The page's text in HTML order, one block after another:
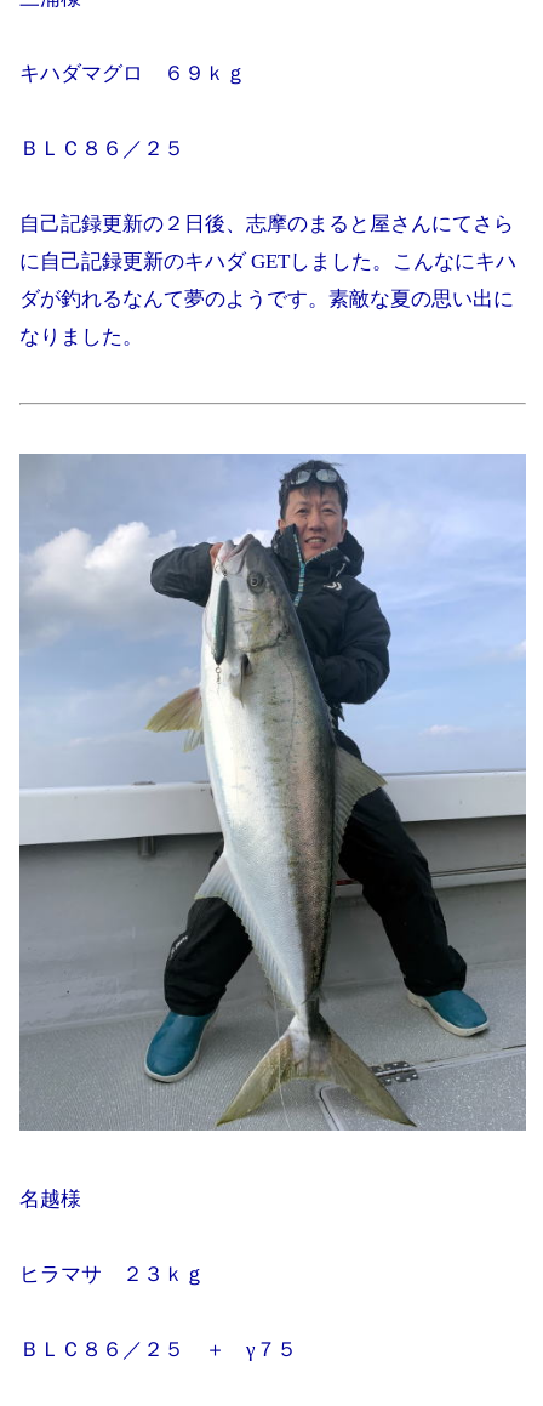
キハダマグロ ６９ｋｇ
ＢＬＣ８６／２５
自己記録更新の２日後、志摩のまると屋さんにてさら
に自己記録更新のキハダ GETしました。こんなにキハ
ダが釣れるなんて夢のようです。素敵な夏の思い出に
なりました。
名越様
ヒラマサ ２３ｋｇ
ＢＬＣ８６／２５ ＋ γ７５